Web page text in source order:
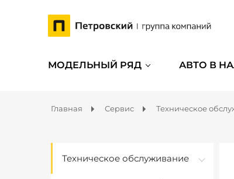
МОДЕЛЬНЫЙ РЯД АВТО В
Главная Сервис Техническое
Техническое обслуживание